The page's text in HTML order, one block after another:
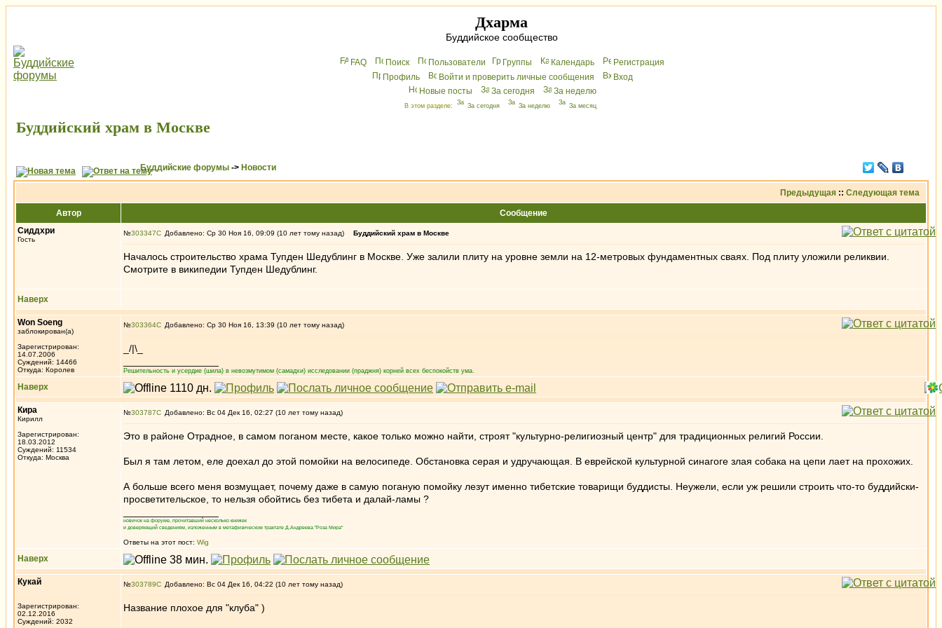
Дхарма
Буддийское сообщество
FAQ Поиск Пользователи Группы Календарь
Peгиcтрaция
Профиль
Войти и проверить личные сообщения
Вхoд
Новые посты
За сегодня За неделю
В этом разделе: За сегодня За неделю За месяц
Буддийский храм в Москве
Буддийские форумы -> Новости
Предыдущая :: Следующая тема
Автор
Сообщение
Сиддхри
Гость
№303347 Добавлено: Ср 30 Ноя 16, 09:09 (10 лет тому назад) Буддийский храм в Москве
Началось строительство храма Тупден Шедублинг в Москве. Уже залили плиту на уровне земли на 12-метровых фундаментных сваях. Под плиту уложили реликвии.
Смотрите в википедии Тупден Шедублинг.
Наверх
Won Soeng
заблокирован(а)
Зарегистрирован:
14.07.2006
Суждений: 14466
Откуда: Королев
№303364 Добавлено: Ср 30 Ноя 16, 13:39 (10 лет тому назад)
_/|\_
Решительность и усердие (шила) в невозмутимом (самадхи) исследовании (праджня) корней всех беспокойств ума.
Наверх
Кира
Кирилл
Зарегистрирован:
18.03.2012
Суждений: 11534
Откуда: Москва
№303787 Добавлено: Вс 04 Дек 16, 02:27 (10 лет тому назад)
Это в районе Отрадное, в самом поганом месте, какое только можно найти, строят "культурно-религиозный центр" для традиционных религий России.
Был я там летом, еле доехал до этой помойки на велосипеде. Обстановка серая и удручающая. В еврейской культурной синагоге злая собака на цепи лает на прохожих.
А больше всего меня возмущает, почему даже в самую поганую помойку лезут именно тибетские товарищи буддисты. Неужели, если уж решили строить что-то буддийски-
просветительское, то нельзя обойтись без тибета и далай-ламы ?
новичок на форуме, прочитавший несколько книжек
и доверяющий сведениям, изложенным в метафизическом трактате Д.Андреева "Роза Мира"
Ответы на этот пост: Wig
Наверх
Кукай
Зарегистрирован:
02.12.2016
Суждений: 2032
№303789 Добавлено: Вс 04 Дек 16, 04:22 (10 лет тому назад)
Название плохое для "клуба" )